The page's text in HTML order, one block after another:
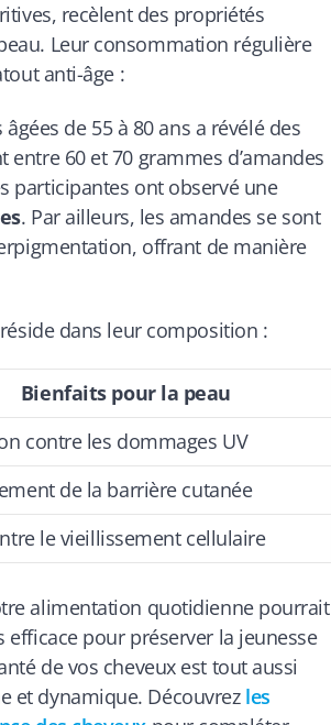
recèlent des propriétés
Leur consommation régulière
anti-âge :
de 55 à 80 ans a révélé des
60 et 70 grammes d’amandes
participantes ont observé une
. Par ailleurs, les amandes se sont
offrant de manière
dans leur composition :
Bienfaits pour la peau
contre les dommages UV
de la barrière cutanée
le vieillissement cellulaire
alimentation quotidienne pourrait
pour préserver la jeunesse
de vos cheveux est tout aussi
et dynamique. Découvrez les